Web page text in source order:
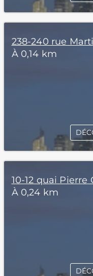
238-240 rue
À 0,14 km
10-12 quai
À 0,24 km